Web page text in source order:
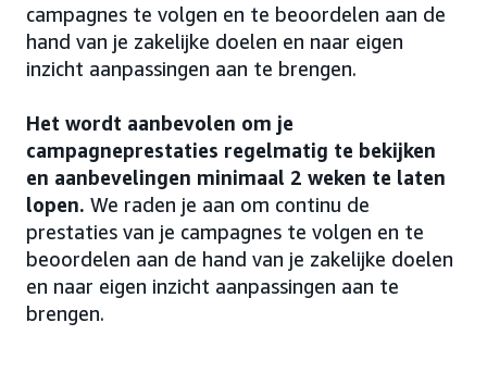
campagnes te volgen en te beoordelen aan de
hand van je zakelijke doelen en naar eigen
inzicht aanpassingen aan te brengen.
Het wordt aanbevolen om je
campagneprestaties regelmatig te bekijken
en aanbevelingen minimaal 2 weken te laten
lopen. We raden je aan om continu de
prestaties van je campagnes te volgen en te
beoordelen aan de hand van je zakelijke doelen
en naar eigen inzicht aanpassingen aan te
brengen.